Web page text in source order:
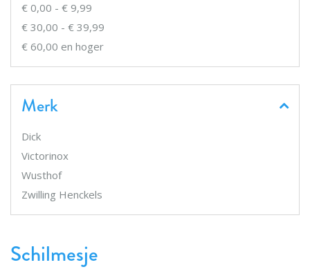
Schilmesje
€ 0,00 - € 9,99
€ 30,00 - € 39,99
€ 60,00 en hoger
Merk
Dick
Victorinox
Wusthof
Zwilling Henckels